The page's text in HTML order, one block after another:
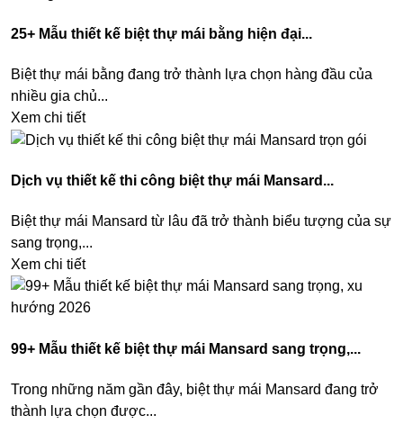
25+ Mẫu thiết kế biệt thự mái bằng hiện đại...
Biệt thự mái bằng đang trở thành lựa chọn hàng đầu của
nhiều gia chủ...
Xem chi tiết
Dịch vụ thiết kế thi công biệt thự mái Mansard...
Biệt thự mái Mansard từ lâu đã trở thành biểu tượng của sự
sang trọng,...
Xem chi tiết
99+ Mẫu thiết kế biệt thự mái Mansard sang trọng,...
Trong những năm gần đây, biệt thự mái Mansard đang trở
thành lựa chọn được...